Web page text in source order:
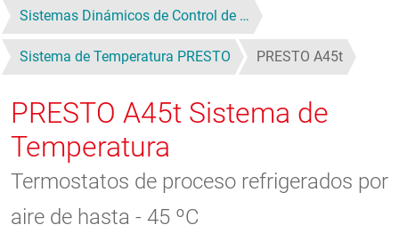
Sistemas Dinámicos de Control de …
Sistema de Temperatura PRESTO PRESTO A45t
PRESTO A45t Sistema de
Temperatura
Termostatos de proceso refrigerados por
aire de hasta - 45 ºC